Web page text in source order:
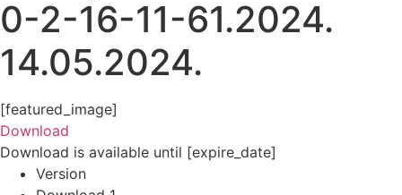
0-2-16-11-61.2024.
14.05.2024.
[featured_image]
Download
Download is available until [expire_date]
Version